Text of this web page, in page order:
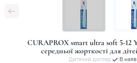
CURAPROX smart ultra soft 5-12
середньої жорткості для
Дитячий догляд
В